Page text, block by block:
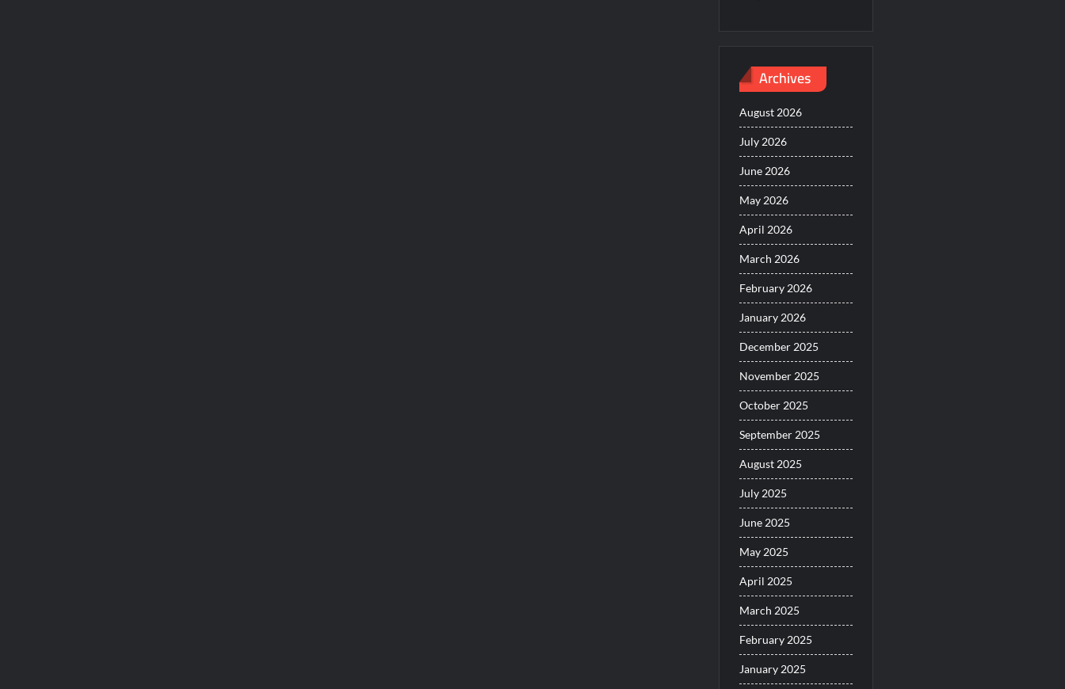
Archives
August 2026
July 2026
June 2026
May 2026
April 2026
March 2026
February 2026
January 2026
December 2025
November 2025
October 2025
September 2025
August 2025
July 2025
June 2025
May 2025
April 2025
March 2025
February 2025
January 2025